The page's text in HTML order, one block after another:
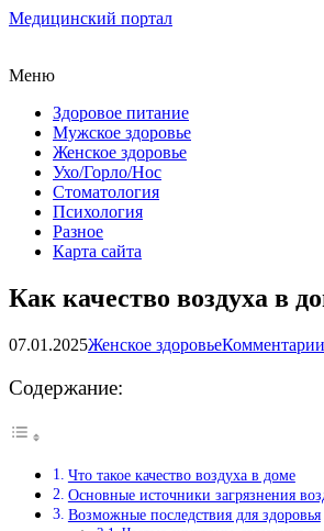
Медицинский портал
Меню
Здоровое питание
Мужское здоровье
Женское здоровье
Ухо/Горло/Нос
Стоматология
Психология
Разное
Карта сайта
Как качество воздуха в
07.01.2025Женское здоровье
Содержание:
Что такое качество воздуха в доме
Основные источники загрязнения
Возможные последствия для здоровья